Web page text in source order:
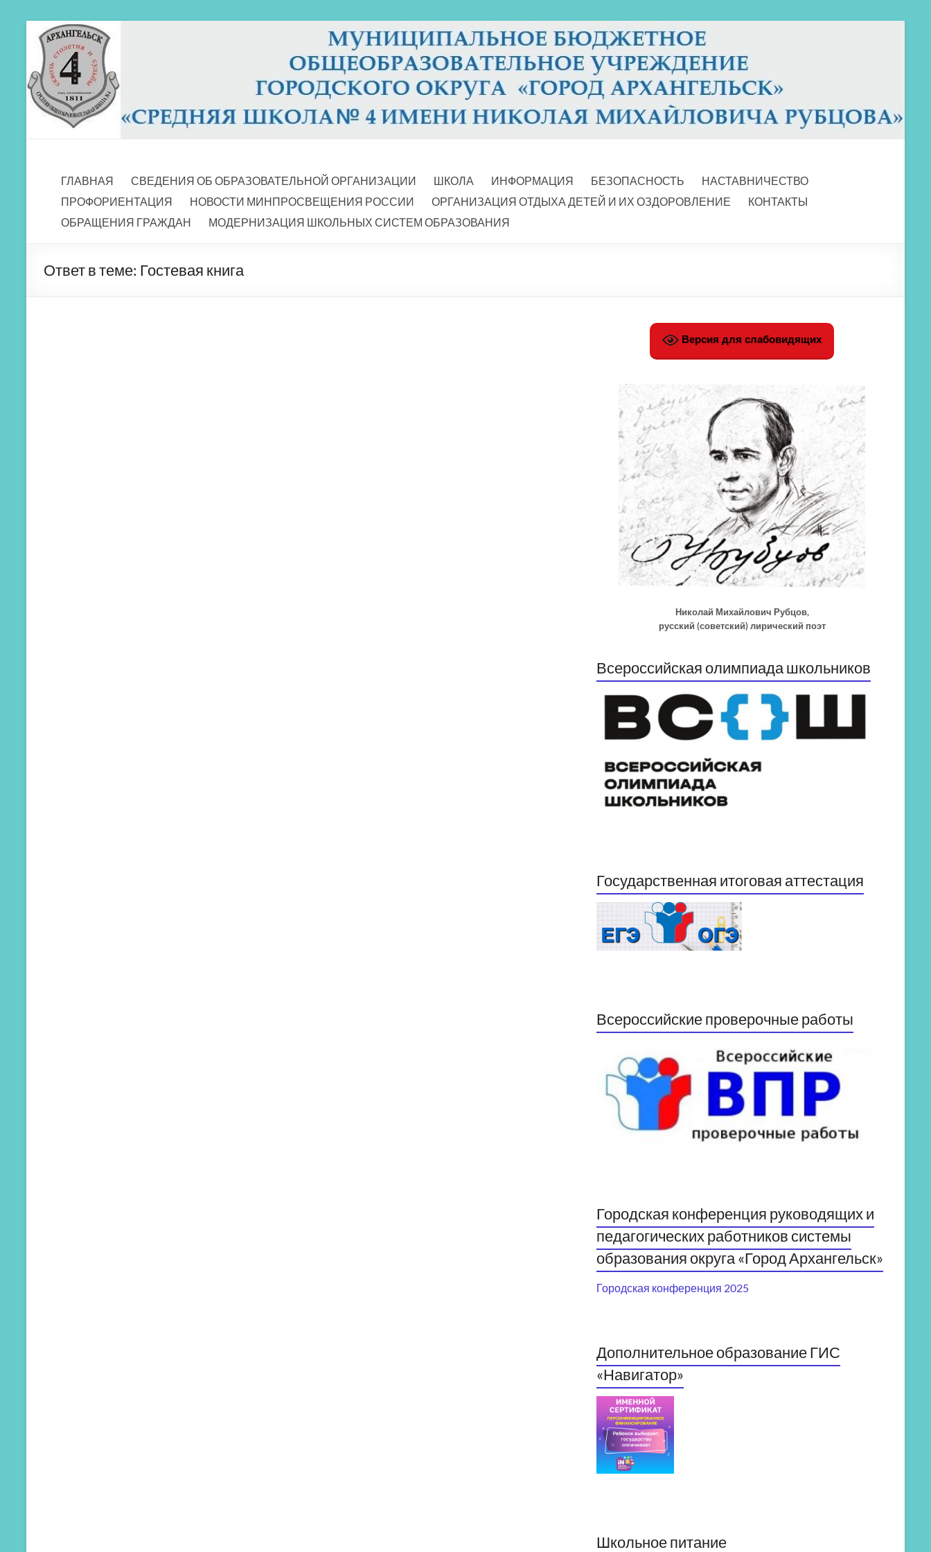
Перейти
содержимому
МБОУ СШ 4
ГЛАВНАЯ
СВЕДЕНИЯ ОБ ОБРАЗОВАТЕЛЬНОЙ ОРГАНИЗАЦИИ ШКОЛА ИНФОРМАЦИЯ БЕЗОПАСНОСТЬ
НАСТАВНИЧЕСТВО
ПРОФОРИЕНТАЦИЯ
НОВОСТИ МИНПРОСВЕЩЕНИЯ РОССИИ ОРГАНИЗАЦИЯ ОТДЫХА ДЕТЕЙ И ИХ ОЗДОРОВЛЕНИЕ
КОНТАКТЫ
ОБРАЩЕНИЯ ГРАЖДАН
МОДЕРНИЗАЦИЯ ШКОЛЬНЫХ СИСТЕМ ОБРАЗОВАНИЯ
Ответ в теме: Гостевая книга
Версия для слабовидящих
Николай Михайлович Рубцов,
русский (советский) лирический поэт
Всероссийская олимпиада школьников
Государственная итоговая аттестация
Всероссийские проверочные работы
Городская конференция руководящих и
педагогических работников системы
образования округа «Город Архангельск»
Городская конференция 2025
Дополнительное образование ГИС
«Навигатор»
Школьное питание